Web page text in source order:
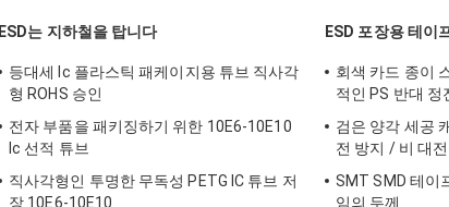
ESD는 지하철을 탑니다
등대세 Ic 플라스틱 패케이지용 튜브 직사각
형 ROHS 승인
전자 부품을 패키징하기 위한 10E6-10E10
Ic 선적 튜브
직사각형인 투명한 무독성 PETG IC 튜브 저
장 10E6-10E10
ESD 포장용 테이
회색 카드 종이
적인 PS 반대 정
검은 양각 세공
전 방지 / 비 대
SMT SMD 테이
임의 두께